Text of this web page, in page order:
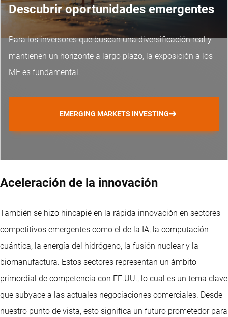
Descubrir oportunidades emergentes
Para los inversores que buscan una diversificación real y
mantienen un horizonte a largo plazo, la exposición a los
ME es fundamental.
EMERGING MARKETS INVESTING
Aceleración de la innovación
También se hizo hincapié en la rápida innovación en sectores
competitivos emergentes como el de la IA, la computación
cuántica, la energía del hidrógeno, la fusión nuclear y la
biomanufactura. Estos sectores representan un ámbito
primordial de competencia con EE.UU., lo cual es un tema clave
que subyace a las actuales negociaciones comerciales. Desde
nuestro punto de vista, esto significa un futuro prometedor para